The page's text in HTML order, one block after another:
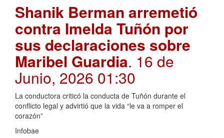
Shanik Berman arremetió
contra Imelda Tuñón por
sus declaraciones sobre
Maribel Guardia. 16 de
Junio, 2026 01:30
La conductora criticó la conducta de Tuñón durante el
conflicto legal y advirtió que la vida “le va a romper el
corazón”
Infobae